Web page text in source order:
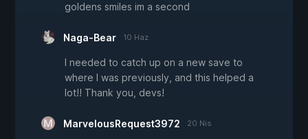
goldens smiles im a second
Naga-Bear 10 Haz
I needed to catch up on a new save to
where I was previously, and this helped a
lot!! Thank you, devs!
MarvelousRequest3972 20 Nis